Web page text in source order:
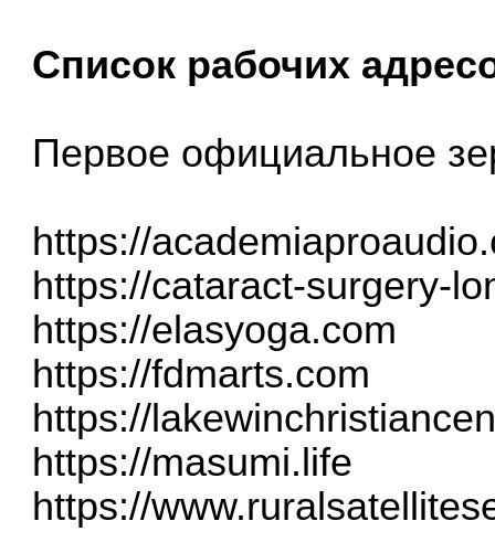
Список рабочих
Первое официальное
https://
https://cataract-surgery-
https://elasyoga.com
https://fdmarts.com
https://
https://masumi.life
https://